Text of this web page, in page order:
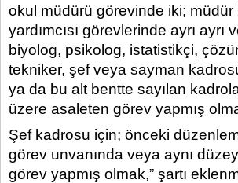
okul müdürü görevinde iki; müdür
yardımcısı görevlerinde ayrı
biyolog, psikolog, istatistikçi,
tekniker, şef veya sayman
ya da bu alt bentte sayılan
üzere asaleten görev yapmış
Şef kadrosu için; önceki
görev unvanında veya aynı
görev yapmış olmak,” şartı